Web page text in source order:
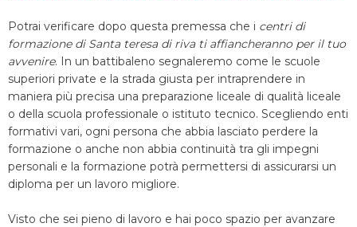
Potrai verificare dopo questa premessa che i centri di
formazione di Santa teresa di riva ti affiancheranno per il tuo
avvenire. In un battibaleno segnaleremo come le scuole
superiori private e la strada giusta per intraprendere in
maniera più precisa una preparazione liceale di qualità liceale
o della scuola professionale o istituto tecnico. Scegliendo enti
formativi vari, ogni persona che abbia lasciato perdere la
formazione o anche non abbia continuità tra gli impegni
personali e la formazione potrà permettersi di assicurarsi un
diploma per un lavoro migliore.
Visto che sei pieno di lavoro e hai poco spazio per avanzare